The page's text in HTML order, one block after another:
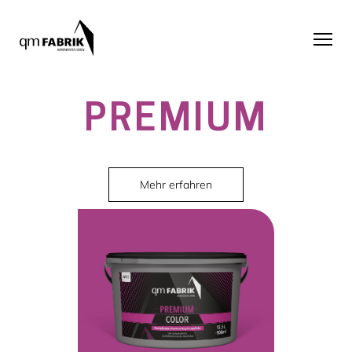
PREMIUM
Mehr erfahren